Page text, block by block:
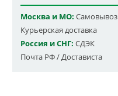
Москва и МО: Самовывоз
Курьерская доставка
Россия и СНГ: СДЭК
Почта РФ / Достависта